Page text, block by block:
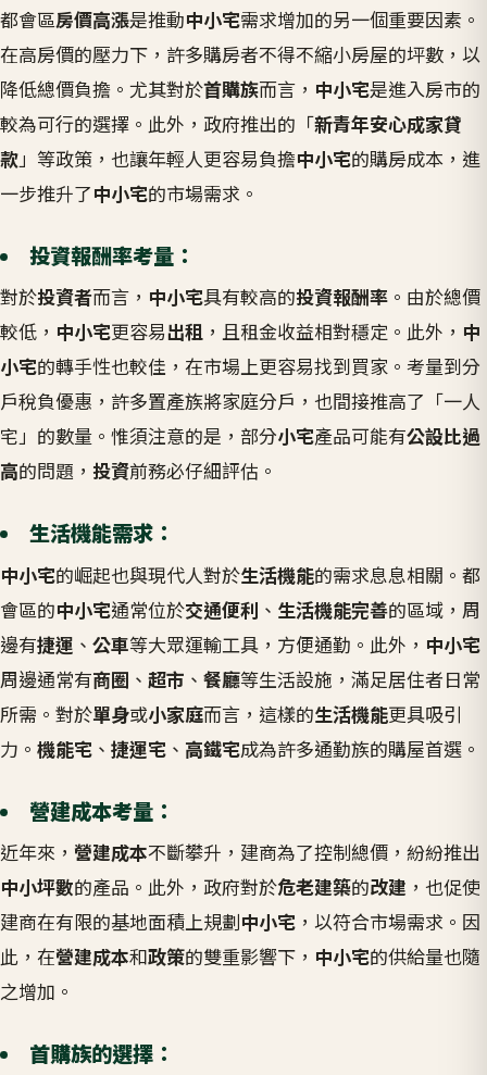
都會區房價高漲是推動中小宅需求增加的另一個重要因素。
在高房價的壓力下，許多購房者不得不縮小房屋的坪數，以
降低總價負擔。尤其對於首購族而言， 中小宅是進入房市的
較為可行的選擇。此外，政府推出的「新青年安心成家貸
款」等政策 ，也讓年輕人更容易負擔中小宅的購房成本，進
一步推升了中小宅的市場需求。
投資報酬率考量：
對於投資者而言， 中小宅具有較高的投資報酬率 。由於總價
較低， 中小宅更容易出租 ，且租金收益相對穩定。此外， 中
小宅的轉手性也較佳，在市場上更容易找到買家。考量到分
戶稅負優惠，許多置產族將家庭分戶，也間接推高了「一人
宅」的數量 。惟須注意的是，部分小宅產品可能有公設比過
高的問題， 投資前務必仔細評估 。
生活機能需求：
中小宅的崛起也與現代人對於生活機能的需求息息相關。都
會區的中小宅通常位於交通便利 、 生活機能完善的區域，周
邊有捷運 、 公車等大眾運輸工具，方便通勤。此外， 中小宅
周邊通常有商圈 、 超市 、 餐廳等生活設施，滿足居住者日常
所需。對於單身或小家庭而言，這樣的生活機能更具吸引
力。 機能宅 、 捷運宅 、 高鐵宅成為許多通勤族的購屋首選 。
營建成本考量：
近年來， 營建成本不斷攀升，建商為了控制總價，紛紛推出
中小坪數的產品。此外，政府對於危老建築的改建 ，也促使
建商在有限的基地面積上規劃中小宅 ，以符合市場需求。因
此，在營建成本和政策的雙重影響下， 中小宅的供給量也隨
之增加。
首購族的選擇：